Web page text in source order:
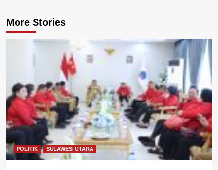
More Stories
POLITIK SULAWESI UTARA